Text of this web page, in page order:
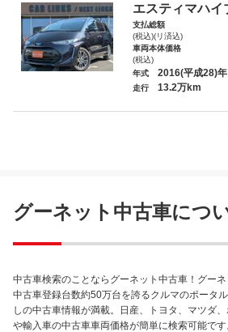
プリウス Ｓ
ノア Ｓｉ ダブル
エスティマハイ
支払総額
(税込)(リ済込)
車両本体価格
(税込)
年式 2016(平成28)年
走行 13.2万km
グーネット中古車につ
中古車検索のことならグーネット中古車！グー
中古車登録台数約50万台を誇るクルマのポータ
しの中古車情報が満載。日産、トヨタ、マツダ
や輸入車の中古車車両価格が簡単に検索可能で